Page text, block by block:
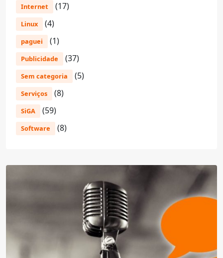
Internet (17)
Linux (4)
paguei (1)
Publicidade (37)
Sem categoria (5)
Serviços (8)
SiGA (59)
Software (8)